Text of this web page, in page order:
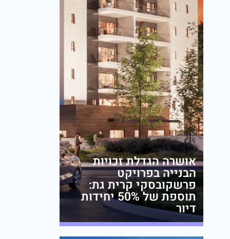
אושרה הגדלת זכויות
הבנייה בפרויקט
פרשקובסקי קרית גת:
תוספת של 50% יחידות
דיור